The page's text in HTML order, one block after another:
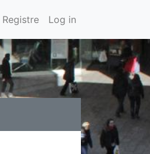
Registre Log in